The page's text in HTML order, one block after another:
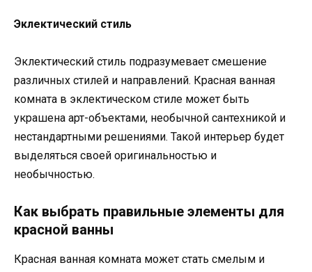
Эклектический стиль
Эклектический стиль подразумевает смешение
различных стилей и направлений. Красная ванная
комната в эклектическом стиле может быть
украшена арт-объектами, необычной сантехникой и
нестандартными решениями. Такой интерьер будет
выделяться своей оригинальностью и
необычностью.
Как выбрать правильные элементы для
красной ванны
Красная ванная комната может стать смелым и